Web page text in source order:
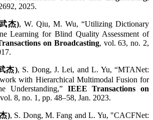
2025.
杰), W. Qiu, M. Wu, “Utilizing Dictionary
Learning for Blind Quality Assessment of
on Broadcasting, vol. 63, no. 2,
杰), S. Dong, J. Lei, and L. Yu, “MTANet:
with Hierarchical Multimodal Fusion for
Understanding,” IEEE Transactions on
8, no. 1, pp. 48–58, Jan. 2023.
), S. Dong, M. Fang and L. Yu, "CACFNet: